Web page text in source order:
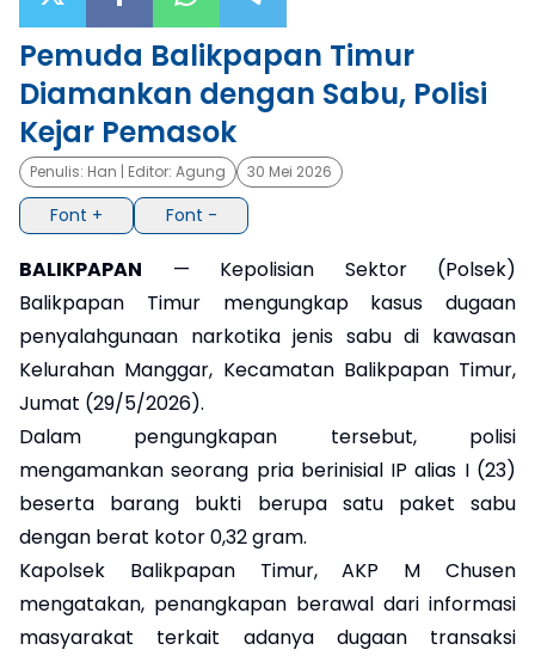
×
Pemuda Balikpapan Timur
Diamankan dengan Sabu, Polisi
Kejar Pemasok
Penulis: Han | Editor: Agung 30 Mei 2026
Font + Font -
BALIKPAPAN — Kepolisian Sektor (Polsek)
Balikpapan Timur mengungkap kasus dugaan
penyalahgunaan narkotika jenis sabu di kawasan
Kelurahan Manggar, Kecamatan Balikpapan Timur,
Jumat (29/5/2026).
Dalam pengungkapan tersebut, polisi
mengamankan seorang pria berinisial IP alias I (23)
beserta barang bukti berupa satu paket sabu
dengan berat kotor 0,32 gram.
Kapolsek Balikpapan Timur, AKP M Chusen
mengatakan, penangkapan berawal dari informasi
masyarakat terkait adanya dugaan transaksi